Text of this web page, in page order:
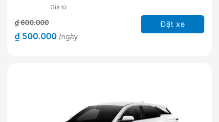
Giá từ
₫ 600.000
₫ 500.000 /ngày
Đặt xe